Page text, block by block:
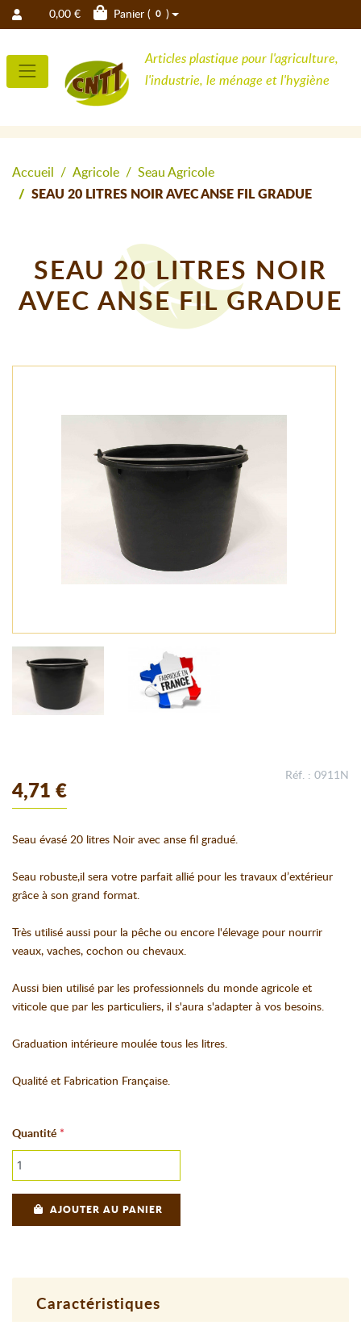
0,00 € Panier ( 0 )
Articles plastique pour l'agriculture,
l'industrie, le ménage et l'hygiène
Accueil Agricole
Seau Agricole
SEAU 20 LITRES NOIR AVEC ANSE FIL GRADUE
SEAU 20 LITRES NOIR
AVEC ANSE FIL GRADUE
4,71 €
Réf. : 0911N
Seau évasé 20 litres Noir avec anse fil gradué.
Seau robuste,il sera votre parfait allié pour les travaux d’extérieur
grâce à son grand format.
Très utilisé aussi pour la pêche ou encore l'élevage pour nourrir
veaux, vaches, cochon ou chevaux.
Aussi bien utilisé par les professionnels du monde agricole et
viticole que par les particuliers, il s'aura s'adapter à vos besoins.
Graduation intérieure moulée tous les litres.
Qualité et Fabrication Française.
Quantité
AJOUTER AU PANIER
Caractéristiques